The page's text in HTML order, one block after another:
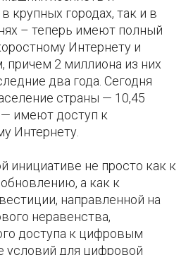
крупных городах, так и в
– теперь имеют полный
Интернету и
причем 2 миллиона из них
два года. Сегодня
страны — 10,45
имеют доступ к
Интернету.
инициативе не просто как к
а как к
направленной на
неравенства,
доступа к цифровым
условий для цифровой